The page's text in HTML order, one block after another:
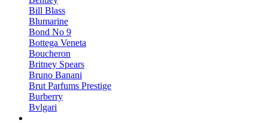
Bill Blass
Blumarine
Bond No 9
Bottega Veneta
Boucheron
Britney Spears
Bruno Banani
Brut Parfums Prestige
Burberry
Bvlgari